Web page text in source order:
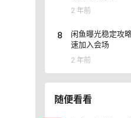
2 年前
8
闲鱼曝光稳定攻
速加入会场
2 年前
随便看看